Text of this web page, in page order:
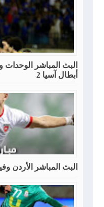
البث المباشر الوحدات
أبطال آسيا 2
البث المباشر الأردن